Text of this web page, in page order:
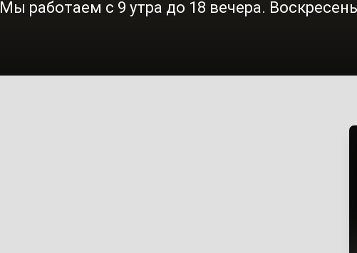
Мы работаем с 9 утра до 18 вечера.